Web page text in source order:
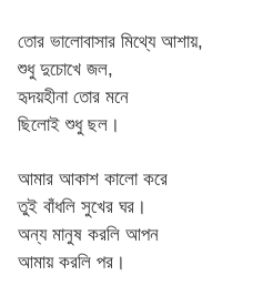
তোর ভালোবাসার মিথ্যে আশায়,
শুধু দুচোখে জল,
হৃদয়হীনা তোর মনে
ছিলোই শুধু ছল।
আমার আকাশ কালো করে
তুই বাঁধলি সুখের ঘর।
অন্য মানুষ করলি আপন
আমায় করলি পর।